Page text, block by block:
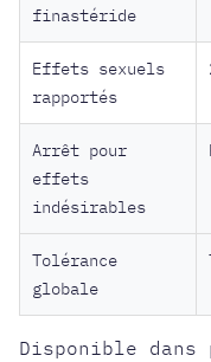
finastéride
Effets sexuels
rapportés
Arrêt pour
effets
indésirables
Tolérance
globale
Disponible dans